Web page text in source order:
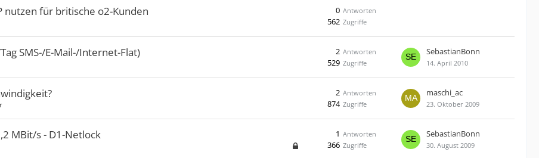
nutzen für britische o2-Kunden Antworten
0
Zugriffe
562
SMS-/E-Mail-/Internet-Flat) Antworten
2
Zugriffe
529
SebastianBonn
14. April 2010
Antworten
2
Zugriffe
874
maschi_ac
23. Oktober 2009
MBit/s - D1-Netlock Antworten
1
Zugriffe
366
SebastianBonn
30. August 2009